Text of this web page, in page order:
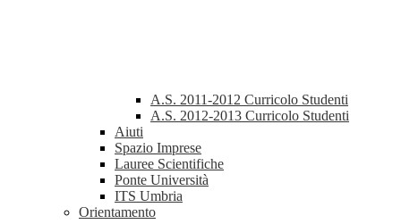
A.S. 2011-2012 Curricolo Studenti
A.S. 2012-2013 Curricolo Studenti
Aiuti
Spazio Imprese
Lauree Scientifiche
Ponte Università
ITS Umbria
Orientamento